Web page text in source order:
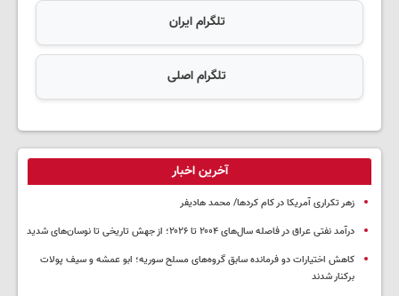
تلگرام ایران
تلگرام اصلی
آخرین اخبار
زهر تکراری آمریکا در کام کردها/ محمد هادیفر
درآمد نفتی عراق در فاصله سال‌های ۲۰۰۴ تا ۲۰۲۶؛ از جهش تاریخی تا نوسان‌های شدید
کاهش اختیارات دو فرمانده سابق گروه‌های مسلح سوریه؛ ابو عمشه و سیف پولات
برکنار شدند